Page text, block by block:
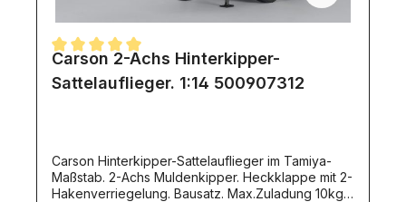
Durchschnittliche Bewertung von 5 von 5 Sternen
Carson 2-Achs Hinterkipper-
Sattelauflieger. 1:14 500907312
Carson Hinterkipper-Sattelauflieger im Tamiya-
Maßstab. 2-Achs Muldenkipper. Heckklappe mit 2-
Hakenverriegelung. Bausatz. Max.Zuladung 10kg.